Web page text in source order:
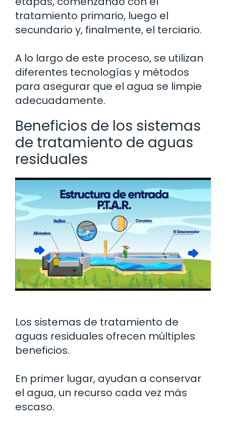
tratamiento primario, luego el
secundario y, finalmente, el terciario.
A lo largo de este proceso, se utilizan
diferentes tecnologías y métodos
para asegurar que el agua se limpie
adecuadamente.
Beneficios de los sistemas
de tratamiento de aguas
residuales
Los sistemas de tratamiento de
aguas residuales ofrecen múltiples
beneficios.
En primer lugar, ayudan a conservar
el agua, un recurso cada vez más
escaso.